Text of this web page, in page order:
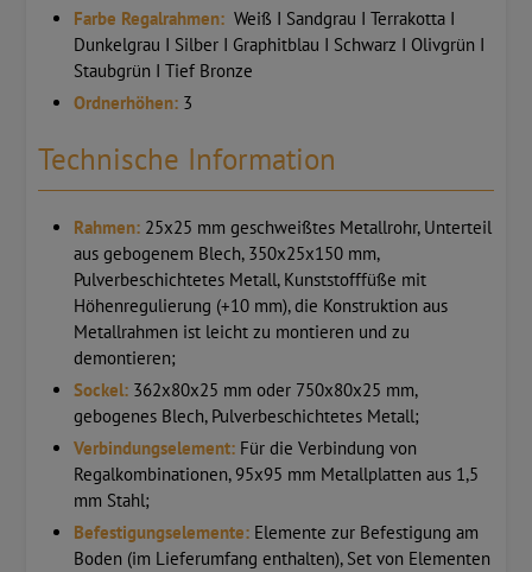
Farbe Regalrahmen: Weiß I Sandgrau I Terrakotta I
Dunkelgrau I Silber I Graphitblau I Schwarz I Olivgrün I
Staubgrün I Tief Bronze
Ordnerhöhen: 3
Technische Information
Rahmen: 25x25 mm geschweißtes Metallrohr, Unterteil
aus gebogenem Blech, 350x25x150 mm,
Pulverbeschichtetes Metall, Kunststofffüße mit
Höhenregulierung (+10 mm), die Konstruktion aus
Metallrahmen ist leicht zu montieren und zu
demontieren;
Sockel: 362x80x25 mm oder 750x80x25 mm,
gebogenes Blech, Pulverbeschichtetes Metall;
Verbindungselement: Für die Verbindung von
Regalkombinationen, 95x95 mm Metallplatten aus 1,5
mm Stahl;
Befestigungselemente: Elemente zur Befestigung am
Boden (im Lieferumfang enthalten), Set von Elementen